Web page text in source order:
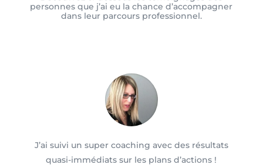
personnes que j’ai eu la chance d’accompagner
dans leur parcours professionnel.
J’ai suivi un super coaching avec des résultats
quasi-immédiats sur les plans d’actions !